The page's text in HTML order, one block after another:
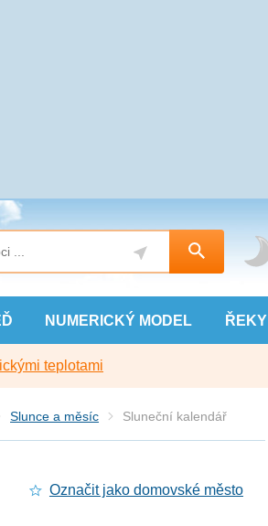
NUMERICKÝ MODEL ŘEKY
teplotami
Slunce a měsíc Sluneční kalendář
Označit jako domovské město